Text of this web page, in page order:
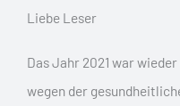
Liebe Leser
Das Jahr 2021 war
wegen der